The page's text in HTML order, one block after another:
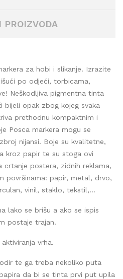
PROIZVODA
za hobi i slikanje. Izrazite
po odjeći, torbicama,
Neškodljiva pigmentna tinta
bijeli opak zbog kojeg svaka
prethodnu kompaktnim i
Posca markera mogu se
nijansi. Boje su kvalitetne,
kroz papir te su stoga ovi
crtanje postera, zidnih reklama,
površinama: papir, metal, drvo,
vinil, staklo, tekstil,...
lako se brišu a ako se ispis
postaje trajan.
vrha.
te ga treba nekoliko puta
da bi se tinta prvi put upila